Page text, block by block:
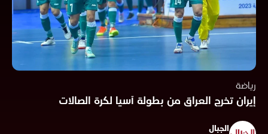
رياضة
إيران تخرج العراق من بطولة آسيا لكرة الصالات
الجبال